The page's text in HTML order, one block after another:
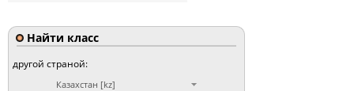
Найти класс
другой страной:
Казахстан [kz]